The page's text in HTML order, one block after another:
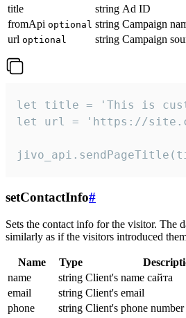
title
string Ad ID
fromApi optional string Campaign
url optional string Campaign
let title = 'This is
let url = 'https://
setContactInfo#
Sets the contact info for the visitor. The
similarly as if the visitors introduced
Name Type
name
string Client's name сайта
email
string Client's email
phone
string Client's phone number